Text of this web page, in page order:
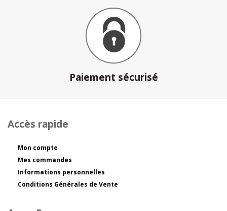
Paiement sécurisé
Accès rapide
Mon compte
Mes commandes
Informations personnelles
Conditions Générales de Vente